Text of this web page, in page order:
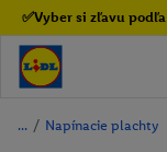
✅Vyber si zľavu
/ Napínacie plachty